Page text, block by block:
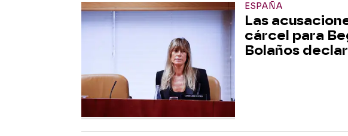
ESPAÑA
Las
cárcel para
Bolaños